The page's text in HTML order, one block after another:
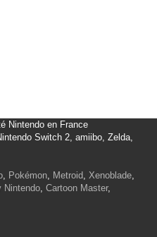
Nintendo en France
Switch 2, amiibo, Zelda,
, Pokémon, Metroid, Xenoblade,
Nintendo, Cartoon Master,